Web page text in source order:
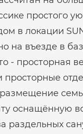
простого
в локации
на въезде в
- просторная
просторные
оснащённую
раздельных